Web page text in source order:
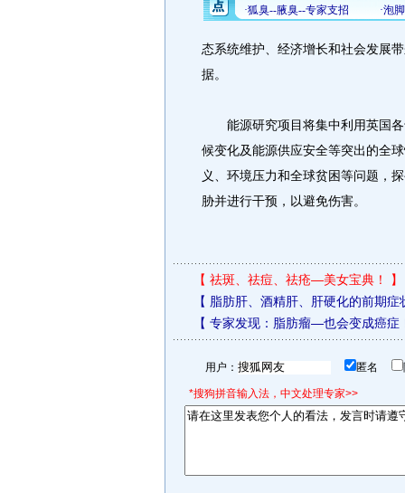
态系统维护、经济增长和社会发展
据。
能源研究项目将集中利用英国各
候变化及能源供应安全等突出的全
义、环境压力和全球贫困等问题，
胁并进行干预，以避免伤害。
【 祛斑、祛痘、祛疮—美女宝典！ 】
【 脂肪肝、酒精肝、肝硬化的前期症
【 专家发现：脂肪瘤—也会变成癌症
用户： 匿名
*搜狗拼音输入法，中文处理专家>>